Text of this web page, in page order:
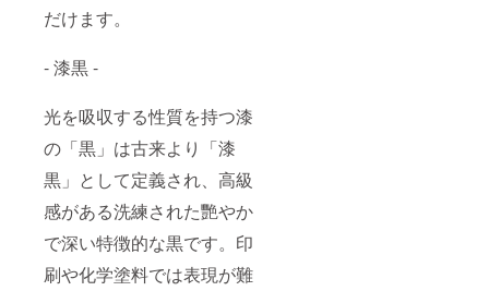
だけます。
- 漆黒 -
光を吸収する性質を持つ漆
の「黒」は古来より「漆
黒」として定義され、高級
感がある洗練された艷やか
で深い特徴的な黒です。印
刷や化学塗料では表現が難